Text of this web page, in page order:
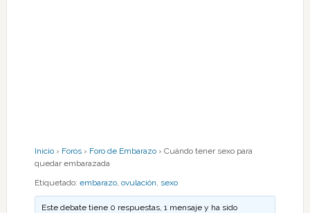
Inicio › Foros › Foro de Embarazo › Cuándo tener sexo para
quedar embarazada
Etiquetado: embarazo, ovulación, sexo
Este debate tiene 0 respuestas, 1 mensaje y ha sido